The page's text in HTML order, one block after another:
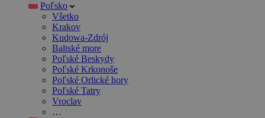
Poľsko
Všetko
Krakov
Kudowa-Zdrój
Baltské more
Poľské Beskydy
Poľské Krkonoše
Poľské Orlické hory
Poľské Tatry
Vroclav
…